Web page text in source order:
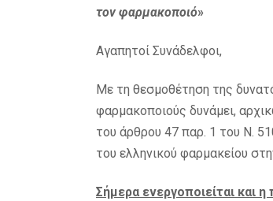
τον φαρμακοποιό»
Αγαπητοί Συνάδελφοι,
Με τη θεσμοθέτηση της
φαρμακοποιούς δυνάμει,
του άρθρου 47 παρ. 1 του Ν.
του ελληνικού φαρμακείου
Σήμερα ενεργοποιείται